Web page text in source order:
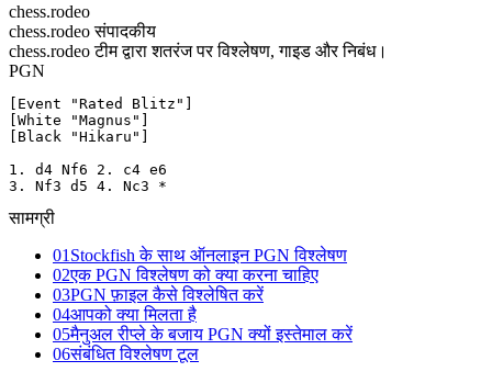
chess.rodeo
chess.rodeo संपादकीय
chess.rodeo टीम द्वारा शतरंज पर विश्लेषण, गाइड और निबंध।
PGN
[Event "Rated Blitz"]
[White "Magnus"]
[Black "Hikaru"]
1. d4 Nf6 2. c4 e6
3. Nf3 d5 4. Nc3 *
सामग्री
01 Stockfish के साथ ऑनलाइन PGN विश्लेषण
02एक PGN विश्लेषण को क्या करना चाहिए
03PGN फ़ाइल कैसे विश्लेषित करें
04आपको क्या मिलता है
05मैनुअल रीप्ले के बजाय PGN क्यों इस्तेमाल करें
06संबंधित विश्लेषण टूल